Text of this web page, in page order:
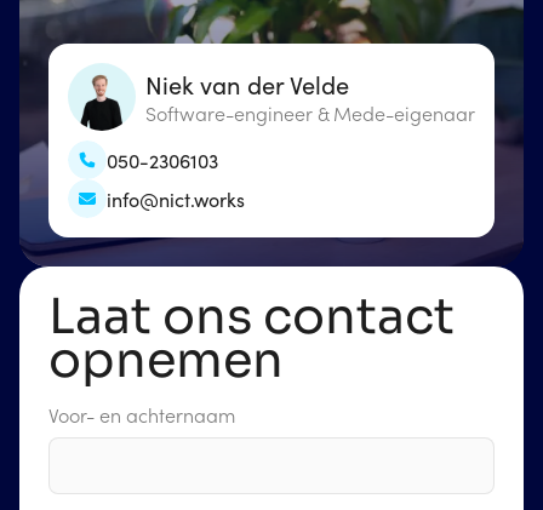
Niek van der Velde
Software-engineer & Mede-eigenaar
050-2306103
info@nict.works
Laat ons contact
opnemen
Voor- en achternaam